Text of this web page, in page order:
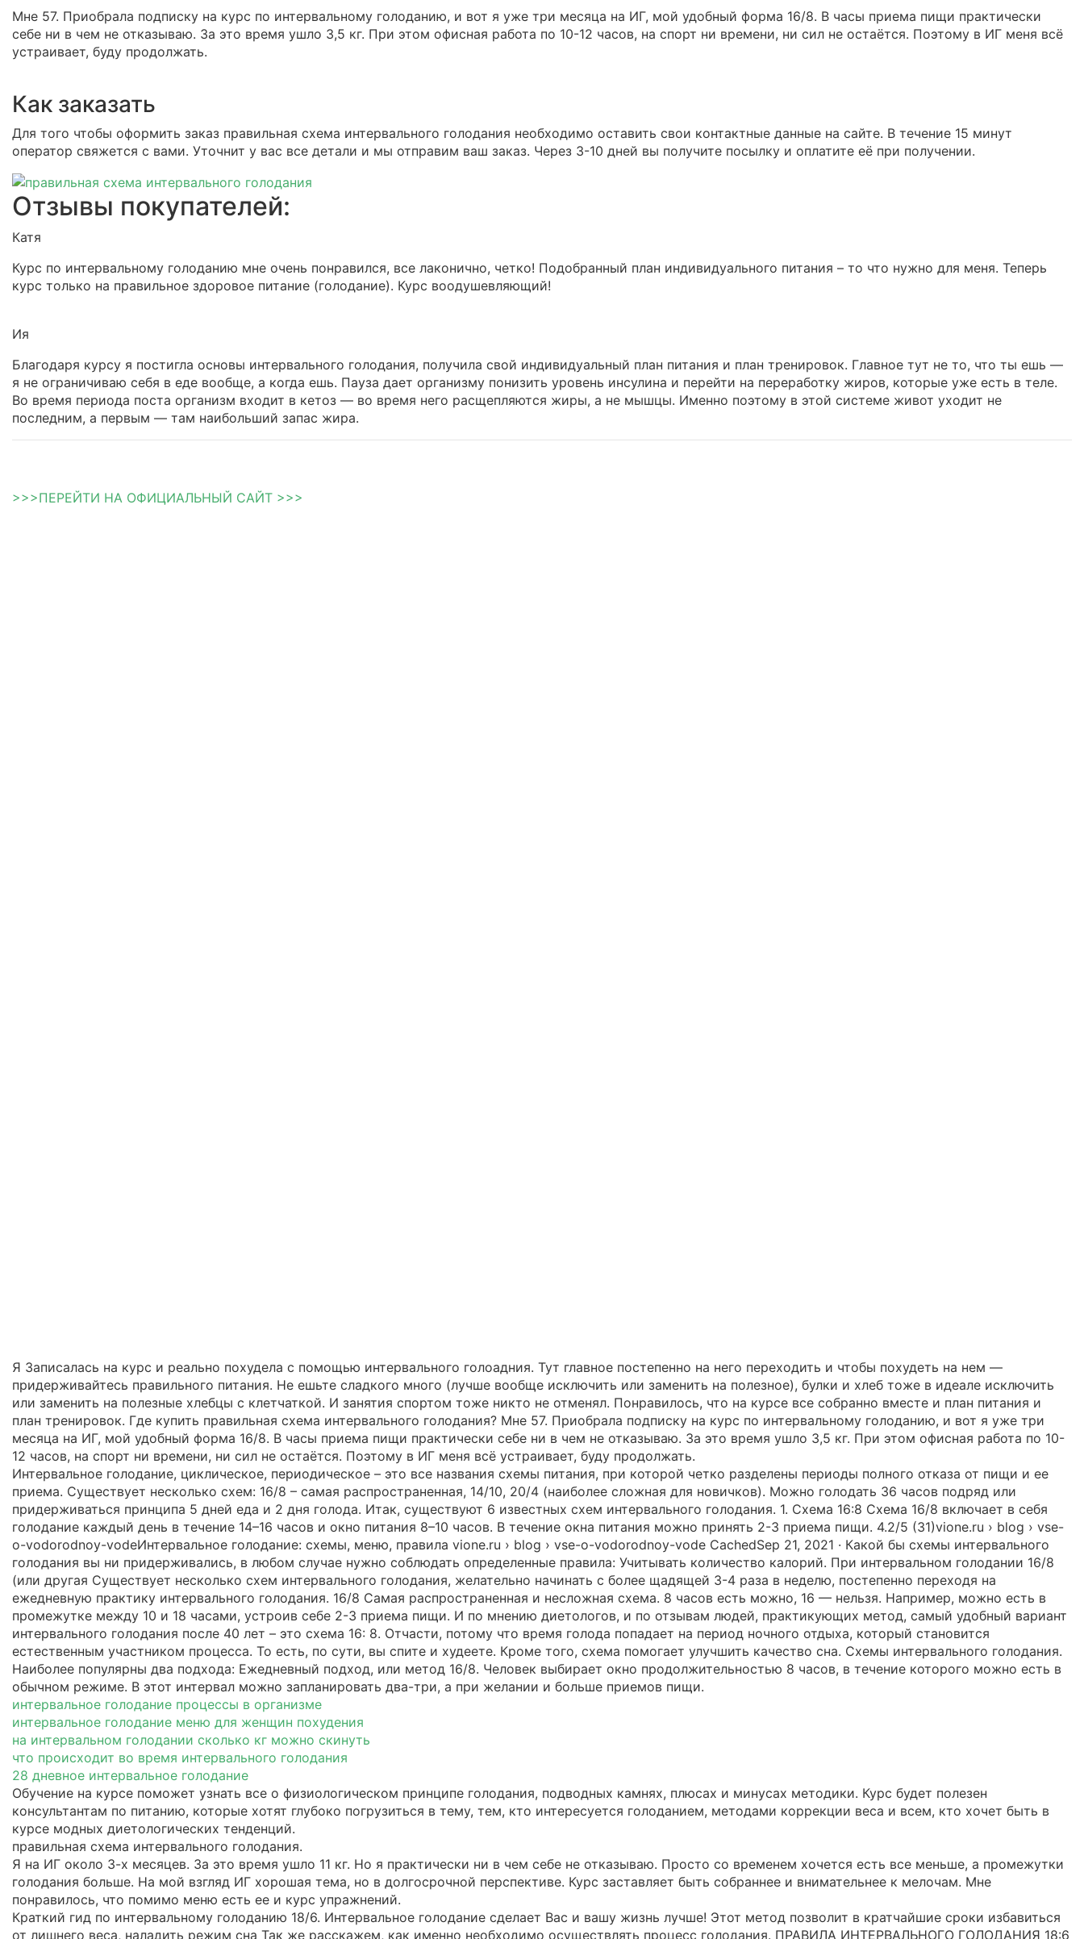
Мне 57. Приобрала подписку на курс по интервальному голоданию, и вот я уже три месяца на ИГ, мой удобный форма 16/8. В часы приема пищи практически
себе ни в чем не отказываю. За это время ушло 3,5 кг. При этом офисная работа по 10-12 часов, на спорт ни времени, ни сил не остаётся. Поэтому в ИГ меня всё
устраивает, буду продолжать.
Как заказать
Для того чтобы оформить заказ правильная схема интервального голодания необходимо оставить свои контактные данные на сайте. В течение 15 минут
оператор свяжется с вами. Уточнит у вас все детали и мы отправим ваш заказ. Через 3-10 дней вы получите посылку и оплатите её при получении.
Отзывы покупателей:
Катя
Курс по интервальному голоданию мне очень понравился, все лаконично, четко! Подобранный план индивидуального питания – то что нужно для меня. Теперь
курс только на правильное здоровое питание (голодание). Курс воодушевляющий!
Ия
Благодаря курсу я постигла основы интервального голодания, получила свой индивидуальный план питания и план тренировок. Главное тут не то, что ты ешь —
я не ограничиваю себя в еде вообще, а когда ешь. Пауза дает организму понизить уровень инсулина и перейти на переработку жиров, которые уже есть в теле.
Во время периода поста организм входит в кетоз — во время него расщепляются жиры, а не мышцы. Именно поэтому в этой системе живот уходит не
последним, а первым — там наибольший запас жира.
>>>ПЕРЕЙТИ НА ОФИЦИАЛЬНЫЙ САЙТ >>>
Я Записалась на курс и реально похудела с помощью интервального голоадния. Тут главное постепенно на него переходить и чтобы похудеть на нем —
придерживайтесь правильного питания. Не ешьте сладкого много (лучше вообще исключить или заменить на полезное), булки и хлеб тоже в идеале исключить
или заменить на полезные хлебцы с клетчаткой. И занятия спортом тоже никто не отменял. Понравилось, что на курсе все собранно вместе и план питания и
план тренировок. Где купить правильная схема интервального голодания? Мне 57. Приобрала подписку на курс по интервальному голоданию, и вот я уже три
месяца на ИГ, мой удобный форма 16/8. В часы приема пищи практически себе ни в чем не отказываю. За это время ушло 3,5 кг. При этом офисная работа по 10-
12 часов, на спорт ни времени, ни сил не остаётся. Поэтому в ИГ меня всё устраивает, буду продолжать.
Интервальное голодание, циклическое, периодическое – это все названия схемы питания, при которой четко разделены периоды полного отказа от пищи и ее
приема. Существует несколько схем: 16/8 – самая распространенная, 14/10, 20/4 (наиболее сложная для новичков). Можно голодать 36 часов подряд или
придерживаться принципа 5 дней еда и 2 дня голода. Итак, существуют 6 известных схем интервального голодания. 1. Схема 16:8 Схема 16/8 включает в себя
голодание каждый день в течение 14–16 часов и окно питания 8–10 часов. В течение окна питания можно принять 2-3 приема пищи. 4.2/5 (31)vione.ru › blog › vse-
o-vodorodnoy-vodeИнтервальное голодание: схемы, меню, правила vione.ru › blog › vse-o-vodorodnoy-vode CachedSep 21, 2021 · Какой бы схемы интервального
голодания вы ни придерживались, в любом случае нужно соблюдать определенные правила: Учитывать количество калорий. При интервальном голодании 16/8
(или другая Существует несколько схем интервального голодания, желательно начинать с более щадящей 3-4 раза в неделю, постепенно переходя на
ежедневную практику интервального голодания. 16/8 Самая распространенная и несложная схема. 8 часов есть можно, 16 — нельзя. Например, можно есть в
промежутке между 10 и 18 часами, устроив себе 2-3 приема пищи. И по мнению диетологов, и по отзывам людей, практикующих метод, самый удобный вариант
интервального голодания после 40 лет – это схема 16: 8. Отчасти, потому что время голода попадает на период ночного отдыха, который становится
естественным участником процесса. То есть, по сути, вы спите и худеете. Кроме того, схема помогает улучшить качество сна. Схемы интервального голодания.
Наиболее популярны два подхода: Ежедневный подход, или метод 16/8. Человек выбирает окно продолжительностью 8 часов, в течение которого можно есть в
обычном режиме. В этот интервал можно запланировать два-три, а при желании и больше приемов пищи.
интервальное голодание процессы в организме
интервальное голодание меню для женщин похудения
на интервальном голодании сколько кг можно скинуть
что происходит во время интервального голодания
28 дневное интервальное голодание
Обучение на курсе поможет узнать все о физиологическом принципе голодания, подводных камнях, плюсах и минусах методики. Курс будет полезен
консультантам по питанию, которые хотят глубоко погрузиться в тему, тем, кто интересуется голоданием, методами коррекции веса и всем, кто хочет быть в
курсе модных диетологических тенденций.
правильная схема интервального голодания.
Я на ИГ около 3-х месяцев. За это время ушло 11 кг. Но я практически ни в чем себе не отказываю. Просто со временем хочется есть все меньше, а промежутки
голодания больше. На мой взгляд ИГ хорошая тема, но в долгосрочной перспективе. Курс заставляет быть собраннее и внимательнее к мелочам. Мне
понравилось, что помимо меню есть ее и курс упражнений.
Краткий гид по интервальному голоданию 18/6. Интервальное голодание сделает Вас и вашу жизнь лучше! Этот метод позволит в кратчайшие сроки избавиться
от лишнего веса, наладить режим сна Так же расскажем, как именно необходимо осуществлять процесс голодания. ПРАВИЛА ИНТЕРВАЛЬНОГО ГОЛОДАНИЯ 18:6